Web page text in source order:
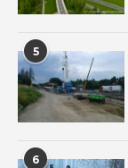
5
6